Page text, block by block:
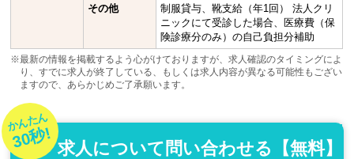
その他
制服貸与、靴支給（年1回） 法人クリ
ニックにて受診した場合、医療費（保
険診療分のみ）の自己負担分補助
※最新の情報を掲載するよう心がけておりますが、求人確認のタイミングによ
り、すでに求人が終了している、もしくは求人内容が異なる可能性もござい
ますので、あらかじめご了承願います。
かんたん
30秒! 求人について問い合わせる【無料】